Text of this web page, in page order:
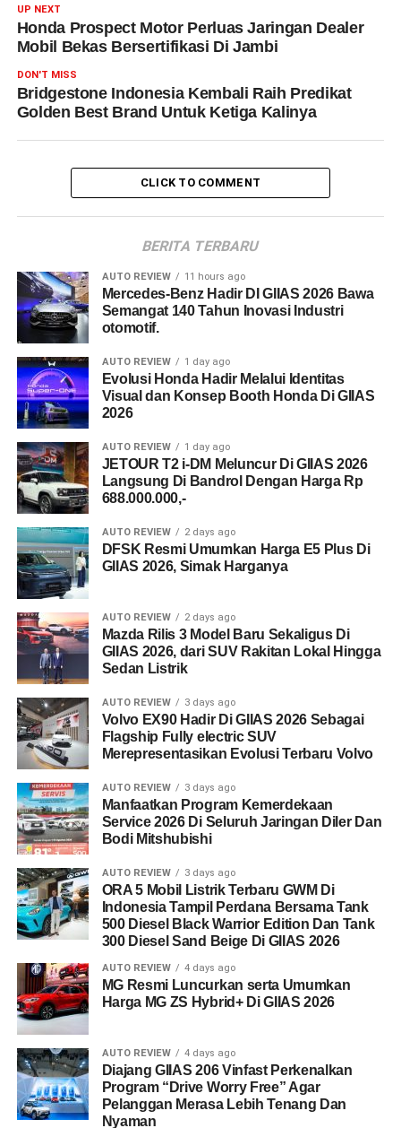
UP NEXT
Honda Prospect Motor Perluas Jaringan Dealer
Mobil Bekas Bersertifikasi Di Jambi
DON'T MISS
Bridgestone Indonesia Kembali Raih Predikat
Golden Best Brand Untuk Ketiga Kalinya
CLICK TO COMMENT
BERITA TERBARU
AUTO REVIEW 11 hours ago
Mercedes-Benz Hadir DI GIIAS 2026 Bawa
Semangat 140 Tahun Inovasi Industri
otomotif.
AUTO REVIEW 1 day ago
Evolusi Honda Hadir Melalui Identitas
Visual dan Konsep Booth Honda Di GIIAS
2026
AUTO REVIEW 1 day ago
JETOUR T2 i-DM Meluncur Di GIIAS 2026
Langsung Di Bandrol Dengan Harga Rp
688.000.000,-
AUTO REVIEW 2 days ago
DFSK Resmi Umumkan Harga E5 Plus Di
GIIAS 2026, Simak Harganya
AUTO REVIEW 2 days ago
Mazda Rilis 3 Model Baru Sekaligus Di
GIIAS 2026, dari SUV Rakitan Lokal Hingga
Sedan Listrik
AUTO REVIEW 3 days ago
Volvo EX90 Hadir Di GIIAS 2026 Sebagai
Flagship Fully electric SUV
Merepresentasikan Evolusi Terbaru Volvo
AUTO REVIEW 3 days ago
Manfaatkan Program Kemerdekaan
Service 2026 Di Seluruh Jaringan Diler Dan
Bodi Mitshubishi
AUTO REVIEW 3 days ago
ORA 5 Mobil Listrik Terbaru GWM Di
Indonesia Tampil Perdana Bersama Tank
500 Diesel Black Warrior Edition Dan Tank
300 Diesel Sand Beige Di GIIAS 2026
AUTO REVIEW 4 days ago
MG Resmi Luncurkan serta Umumkan
Harga MG ZS Hybrid+ Di GIIAS 2026
AUTO REVIEW 4 days ago
Diajang GIIAS 206 Vinfast Perkenalkan
Program “Drive Worry Free” Agar
Pelanggan Merasa Lebih Tenang Dan
Nyaman